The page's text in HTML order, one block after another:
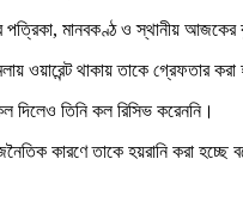
মানবকণ্ঠ ও স্থানীয় আজকের
ওয়ারেন্ট থাকায় তাকে গ্রেফতার করা
দিলেও তিনি কল রিসিভ করেননি।
কারণে তাকে হয়রানি করা হচ্ছে